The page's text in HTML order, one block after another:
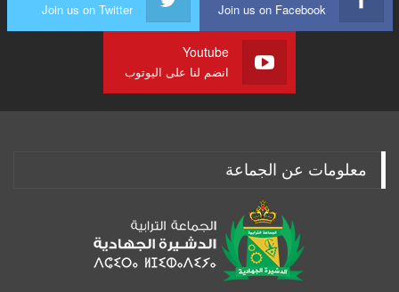
Join us on Facebook
Join us on Twitter
Youtube
انضم لنا على اليوتوب
معلومات عن الجماعة